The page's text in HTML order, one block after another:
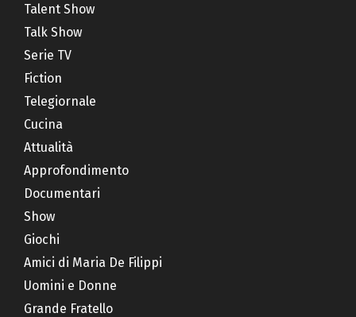
Talent Show
Talk Show
Serie TV
Fiction
Telegiornale
Cucina
Attualità
Approfondimento
Documentari
Show
Giochi
Amici di Maria De Filippi
Uomini e Donne
Grande Fratello